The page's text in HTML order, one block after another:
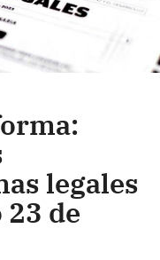
legales
23 de